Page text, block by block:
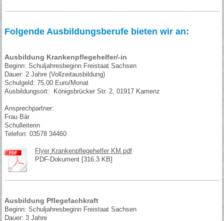
Folgende Ausbildungsberufe bieten wir an:
Ausbildung Krankenpflegehelfer/-in
Beginn: Schuljahresbeginn Freistaat Sachsen
Dauer: 2 Jahre (Vollzeitausbildung)
Schulgeld: 75,00 Euro/Monat
Ausbildungsort: Königsbrücker Str. 2, 01917 Kamenz
Ansprechpartner:
Frau Bär
Schulleiterin
Telefon: 03578 34460
Flyer Krankenpflegehelfer KM.pdf
PDF-Dokument [316.3 KB]
Ausbildung Pflegefachkraft
Beginn: Schuljahresbeginn Freistaat Sachsen
Dauer: 3 Jahre